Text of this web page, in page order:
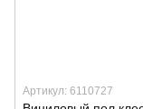
Артикул: 6110727